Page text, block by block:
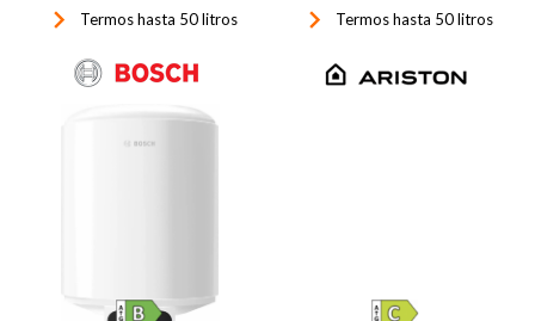
keyboard_arrow_right Termos hasta 50 litros keyboard_arrow_right Termos hasta 50 litros